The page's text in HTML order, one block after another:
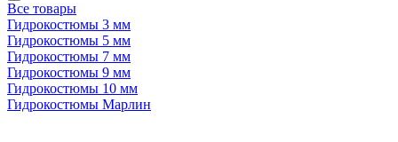
Все товары
Гидрокостюмы 3 мм
Гидрокостюмы 5 мм
Гидрокостюмы 7 мм
Гидрокостюмы 9 мм
Гидрокостюмы 10 мм
Гидрокостюмы Марлин